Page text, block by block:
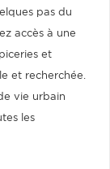
pas du
accès à une
et
et recherchée.
vie urbain
les